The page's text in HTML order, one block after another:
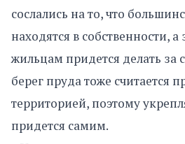
сослались на то, что
находятся в собственности,
жильцам придется делать за
берег пруда тоже считается
территорией, поэтому
придется самим.